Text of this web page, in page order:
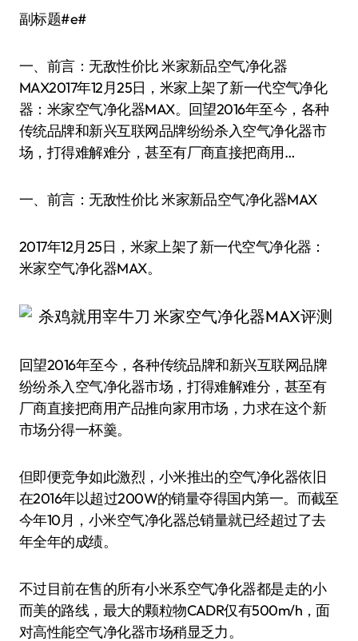
副标题#e#
一、前言：无敌性价比 米家新品空气净化器
MAX2017年12月25日，米家上架了新一代空气净化
器：米家空气净化器MAX。回望2016年至今，各种
传统品牌和新兴互联网品牌纷纷杀入空气净化器市
场，打得难解难分，甚至有厂商直接把商用…
一、前言：无敌性价比 米家新品空气净化器MAX
2017年12月25日，米家上架了新一代空气净化器：
米家空气净化器MAX。
回望2016年至今，各种传统品牌和新兴互联网品牌
纷纷杀入空气净化器市场，打得难解难分，甚至有
厂商直接把商用产品推向家用市场，力求在这个新
市场分得一杯羹。
但即便竞争如此激烈，小米推出的空气净化器依旧
在2016年以超过200W的销量夺得国内第一。而截至
今年10月，小米空气净化器总销量就已经超过了去
年全年的成绩。
不过目前在售的所有小米系空气净化器都是走的小
而美的路线，最大的颗粒物CADR仅有500m/h，面
对高性能空气净化器市场稍显乏力。